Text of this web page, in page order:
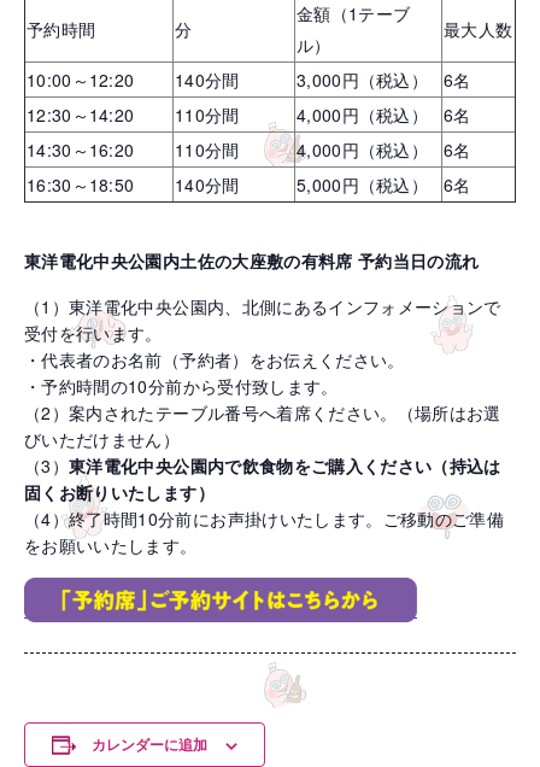
予約時間 分
金額（1テーブ
ル）
最大人数
10:00～12:20 140分間 3,000円（税込）
6名
12:30～14:20
110分間 4,000円（税込）
6名
14:30～16:20
110分間 4,000円（税込）
6名
16:30～18:50
140分間 5,000円（税込） 6名
東洋電化中央公園内土佐の大座敷の有料席 予約当日の流れ
（1）東洋電化中央公園内、北側にあるインフォメーションで
受付を行います。
・代表者のお名前（予約者）をお伝えください。
・予約時間の10分前から受付致します。
（2）案内されたテーブル番号へ着席ください。（場所はお選
びいただけません）
（3）東洋電化中央公園内で飲食物をご購入ください（持込は
固くお断りいたします）
（4）終了時間10分前にお声掛けいたします。ご移動のご準備
をお願いいたします。
カレンダーに追加